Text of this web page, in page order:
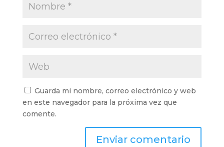
Guarda mi nombre, correo electrónico y web
en este navegador para la próxima vez que
comente.